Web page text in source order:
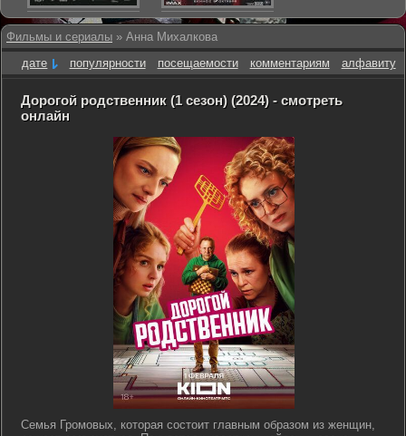
Фильмы и сериалы » Анна Михалкова
дате
популярности посещаемости комментариям алфавиту
Дорогой родственник (1 сезон) (2024) - смотреть
онлайн
Семья Громовых, которая состоит главным образом из женщин,